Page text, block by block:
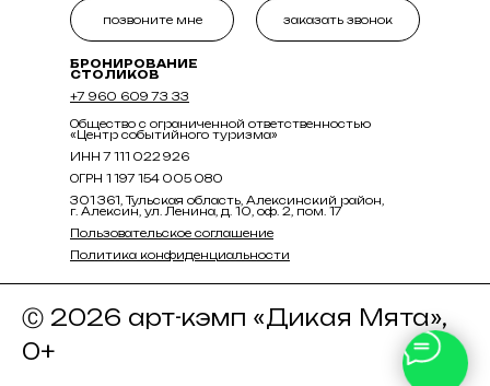
БРОНИРОВАНИЕ
СТОЛИКОВ
+7 960 609 73 33
Общество с ограниченной ответственностью
«Центр событийного туризма»
ИНН 7 111 022 926
ОГРН 1 197 154 005 080
301 361, Тульская область, Алексинский район,
г. Алексин, ул. Ленина, д. 10, оф. 2, пом. 17
Пользовательское соглашение
Политика конфиденциальности
заказать звонок
позвоните мне
Ⓒ 2026 арт-кэмп «Дикая Мята»,
0+